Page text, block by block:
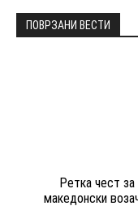
ПОВРЗАНИ ВЕСТИ
Ретка чест за
македонски